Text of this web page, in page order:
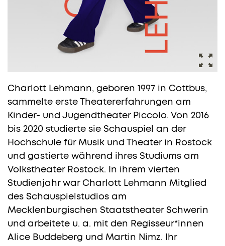
Charlott Lehmann, geboren 1997 in Cottbus,
sammelte erste Theatererfahrungen am
Kinder- und Jugendtheater Piccolo. Von 2016
bis 2020 studierte sie Schauspiel an der
Hochschule für Musik und Theater in Rostock
und gastierte während ihres Studiums am
Volkstheater Rostock. In ihrem vierten
Studienjahr war Charlott Lehmann Mitglied
des Schauspielstudios am
Mecklenburgischen Staatstheater Schwerin
und arbeitete u. a. mit den Regisseur*innen
Alice Buddeberg und Martin Nimz. Ihr